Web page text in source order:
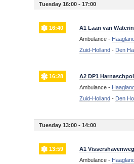
Tuesday 16:00 - 17:00
16:40
A1 Laan van
Ambulance -
Zuid-Holland - Den
16:28
A2 DP1
Ambulance -
Zuid-Holland - Den
Tuesday 13:00 - 14:00
13:59
A1
Ambulance -